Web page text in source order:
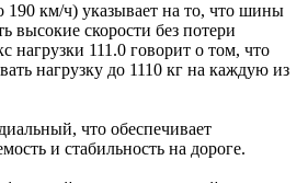
190 км/ч) указывает на то, что шины
высокие скорости без потери
нагрузки 111.0 говорит о том, что
нагрузку до 1110 кг на каждую из
что обеспечивает
и стабильность на дороге.